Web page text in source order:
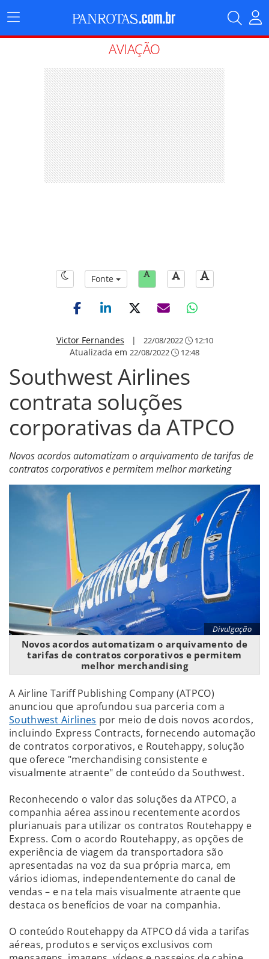
Menu
Principal
AVIAÇÃO
Fonte
Victor Fernandes | 22/08/2022 12:10
Atualizada em 22/08/2022 12:48
Southwest Airlines
contrata soluções
corporativas da ATPCO
Novos acordos automatizam o arquivamento de tarifas de
contratos corporativos e permitem melhor marketing
Divulgação
Novos acordos automatizam o arquivamento de
tarifas de contratos corporativos e permitem
melhor merchandising
A Airline Tariff Publishing Company (ATPCO)
anunciou que aprofundou sua parceria com a
Southwest Airlines por meio de dois novos acordos,
incluindo Express Contracts, fornecendo automação
de contratos corporativos, e Routehappy, solução
que oferece "merchandising consistente e
visualmente atraente" de conteúdo da Southwest.
Reconhecendo o valor das soluções da ATPCO, a
companhia aérea assinou recentemente acordos
plurianuais para utilizar os contratos Routehappy e
Express. Com o acordo Routehappy, as opções de
experiência de viagem da transportadora são
apresentadas na voz da sua própria marca, em
vários idiomas, independentemente do canal de
vendas – e na tela mais visualmente atraente que
destaca os benefícios de voar na companhia.
O conteúdo Routehappy da ATPCO dá vida a tarifas
aéreas, produtos e serviços exclusivos com